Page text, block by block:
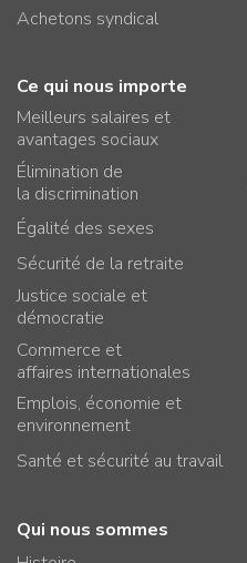
Achetons syndical
Ce qui nous importe
Meilleurs salaires et
avantages sociaux
Élimination de
la discrimination
Égalité des sexes
Sécurité de la retraite
Justice sociale et
démocratie
Commerce et
affaires internationales
Emplois, économie et
environnement
Santé et sécurité au travail
Qui nous sommes